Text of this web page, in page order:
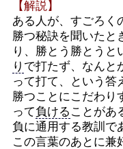
【解説】
ある人が、すごろく
勝つ秘訣を聞いたと
り、勝とう勝とうと
り で打たず、なんと
って打て、という答
勝つことにこだわり
って負ける ことがあ
負に通用する教訓で
この言葉のあとに兼